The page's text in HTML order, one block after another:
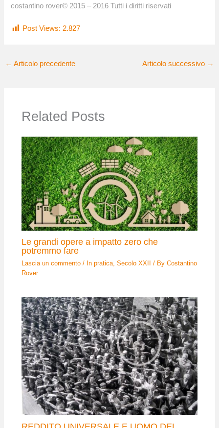
costantino rover© 2015 – 2016 Tutti i diritti riservati
Post Views: 2.827
← Articolo precedente Articolo successivo →
Related Posts
Le grandi opere a impatto zero che
potremmo fare
Lascia un commento / In pratica ,Secolo XXII / ByCostantino
Rover